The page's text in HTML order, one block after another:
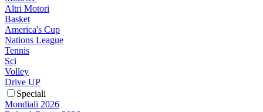
Altri Motori
Basket
America's Cup
Nations League
Tennis
Sci
Volley
Drive UP
Speciali
Mondiali 2026